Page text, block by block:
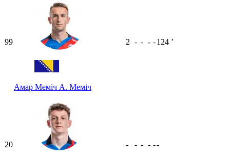
99
Амар Меміч А. Меміч
2 - - - -124 ʼ
20 - - - - --